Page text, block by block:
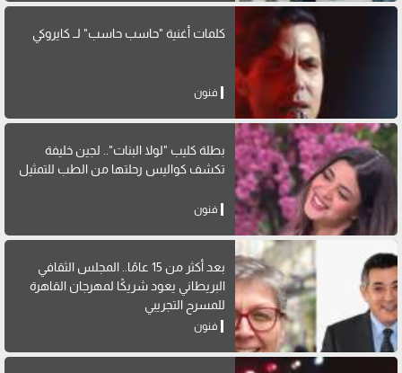
كلمات أغنية "حاسب حاسب" لــ كايروكي
فنون
بطلة كليب "لولا البنات".. لجين خليفة
تكشف كواليس رحلتها من الطب للتمثيل
فنون
بعد أكثر من 15 عامًا.. المجلس الثقافي
البريطاني يعود شريكًا لمهرجان القاهرة
للمسرح التجريبي
فنون